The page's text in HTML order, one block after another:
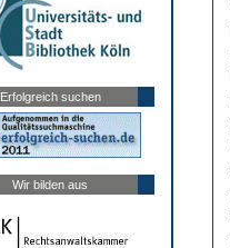
Erfolgreich suchen
Wir bilden aus